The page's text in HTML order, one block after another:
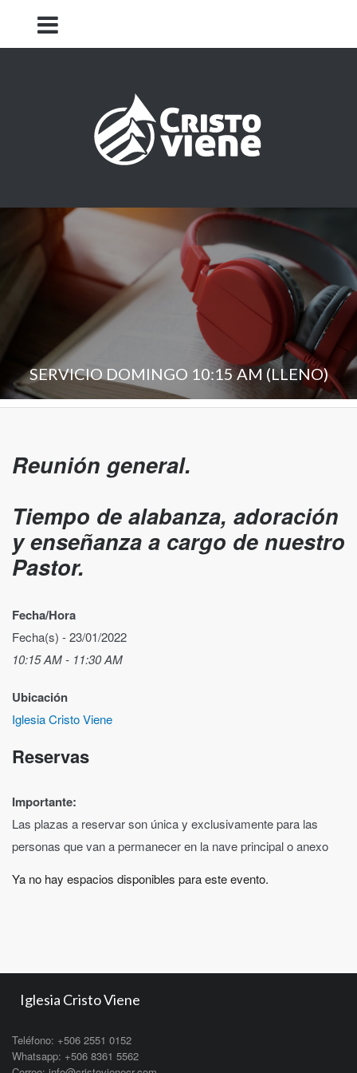
SERVICIO DOMINGO 10:15 AM (LLENO)
Reunión general.
Tiempo de alabanza, adoración
y enseñanza a cargo de nuestro
Pastor.
Fecha/Hora
Fecha(s) - 23/01/2022
10:15 AM - 11:30 AM
Ubicación
Iglesia Cristo Viene
Reservas
Importante:
Las plazas a reservar son única y exclusivamente para las
personas que van a permanecer en la nave principal o anexo
Ya no hay espacios disponibles para este evento.
Iglesia Cristo Viene
Teléfono: +506 2551 0152
Whatsapp: +506 8361 5562